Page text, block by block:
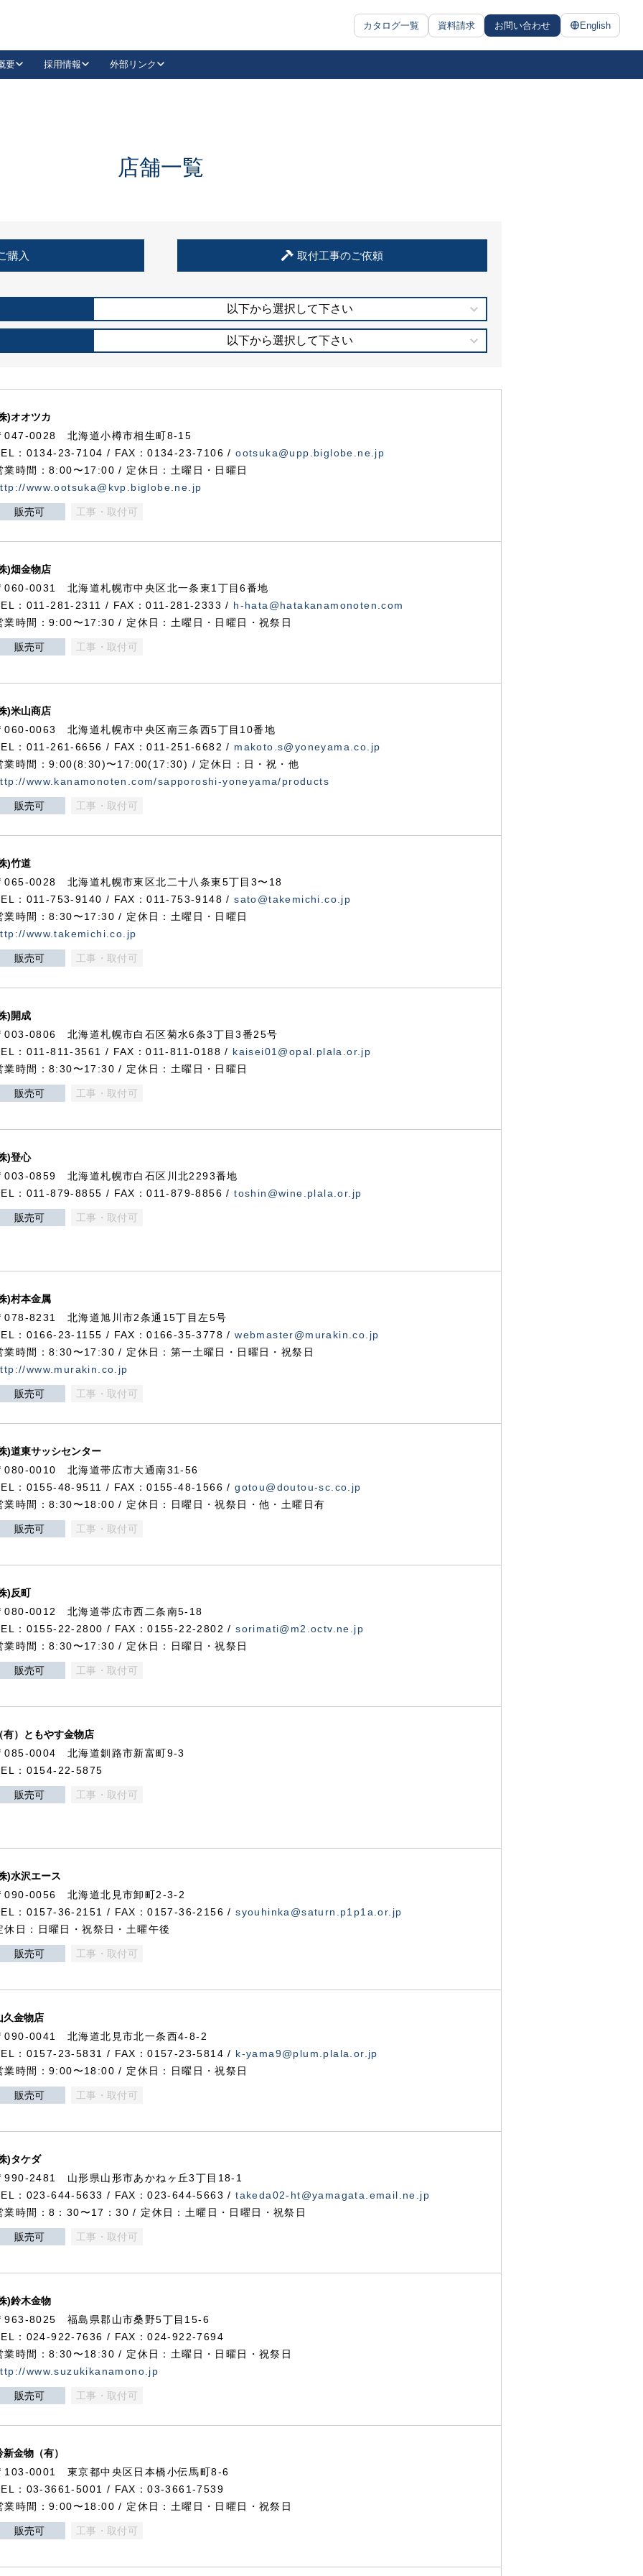
カタログ一覧 資料請求 お問い合わせ English
抗ウイルス・抗菌製品
要 採用情報 外部リンク
LinkedIn
住宅使用部材標準化推進協議会
店舗一覧
購入 取付工事のご依頼
以下から選択して下さい
以下から選択して下さい
)オオツカ
047-0028 北海道小樽市相生町8-15
：0134-23-7104 / FAX：0134-23-7106 /ootsuka@upp.biglobe.ne.jp
業時間：8:00〜17:00 / 定休日：土曜日・日曜日
www.ootsuka@kvp.biglobe.ne.jp
販売可 工事・取付可
)畑金物店
060-0031 北海道札幌市中央区北一条東1丁目6番地
：011-281-2311 / FAX：011-281-2333 / h-hata@hatakanamonoten.com
業時間：9:00〜17:30 / 定休日：土曜日・日曜日・祝祭日
販売可 工事・取付可
)米山商店
060-0063 北海道札幌市中央区南三条西5丁目10番地
：011-261-6656 / FAX：011-251-6682 / makoto.s@yoneyama.co.jp
業時間：9:00(8:30)〜17:00(17:30) / 定休日：日・祝・他
www.kanamonoten.com/sapporoshi-yoneyama/products
販売可 工事・取付可
)竹道
065-0028 北海道札幌市東区北二十八条東5丁目3〜18
：011-753-9140 / FAX：011-753-9148 /sato@takemichi.co.jp
業時間：8:30〜17:30 / 定休日：土曜日・日曜日
www.takemichi.co.jp
販売可 工事・取付可
)開成
003-0806 北海道札幌市白石区菊水6条3丁目3番25号
：011-811-3561 / FAX：011-811-0188 / kaisei01@opal.plala.or.jp
業時間：8:30〜17:30 / 定休日：土曜日・日曜日
販売可 工事・取付可
)登心
003-0859 北海道札幌市白石区川北2293番地
：011-879-8855 / FAX：011-879-8856 /toshin@wine.plala.or.jp
販売可 工事・取付可
)村本金属
078-8231 北海道旭川市2条通15丁目左5号
：0166-23-1155 / FAX：0166-35-3778 /webmaster@murakin.co.jp
業時間：8:30〜17:30 / 定休日：第一土曜日・日曜日・祝祭日
www.murakin.co.jp
販売可 工事・取付可
)道東サッシセンター
080-0010 北海道帯広市大通南31-56
：0155-48-9511 / FAX：0155-48-1566 /gotou@doutou-sc.co.jp
業時間：8:30〜18:00 / 定休日：日曜日・祝祭日・他・土曜日有
販売可 工事・取付可
)反町
080-0012 北海道帯広市西二条南5-18
：0155-22-2800 / FAX：0155-22-2802 /sorimati@m2.octv.ne.jp
業時間：8:30〜17:30 / 定休日：日曜日・祝祭日
販売可 工事・取付可
有）ともやす金物店
085-0004 北海道釧路市新富町9-3
：0154-22-5875
販売可 工事・取付可
)水沢エース
090-0056 北海道北見市卸町2-3-2
：0157-36-2151 / FAX：0157-36-2156 /syouhinka@saturn.p1p1a.or.jp
休日：日曜日・祝祭日・土曜午後
販売可 工事・取付可
久金物店
090-0041 北海道北見市北一条西4-8-2
：0157-23-5831 / FAX：0157-23-5814 / k-yama9@plum.plala.or.jp
業時間：9:00〜18:00 / 定休日：日曜日・祝祭日
販売可 工事・取付可
)タケダ
990-2481 山形県山形市あかねヶ丘3丁目18-1
：023-644-5633 / FAX：023-644-5663 /takeda02-ht@yamagata.email.ne.jp
業時間：8：30〜17：30 / 定休日：土曜日・日曜日・祝祭日
販売可 工事・取付可
)鈴木金物
963-8025 福島県郡山市桑野5丁目15-6
：024-922-7636 / FAX：024-922-7694
業時間：8:30〜18:30 / 定休日：土曜日・日曜日・祝祭日
www.suzukikanamono.jp
販売可 工事・取付可
新金物（有）
103-0001 東京都中央区日本橋小伝馬町8-6
：03-3661-5001 / FAX：03-3661-7539
業時間：9:00〜18:00 / 定休日：土曜日・日曜日・祝祭日
販売可 工事・取付可